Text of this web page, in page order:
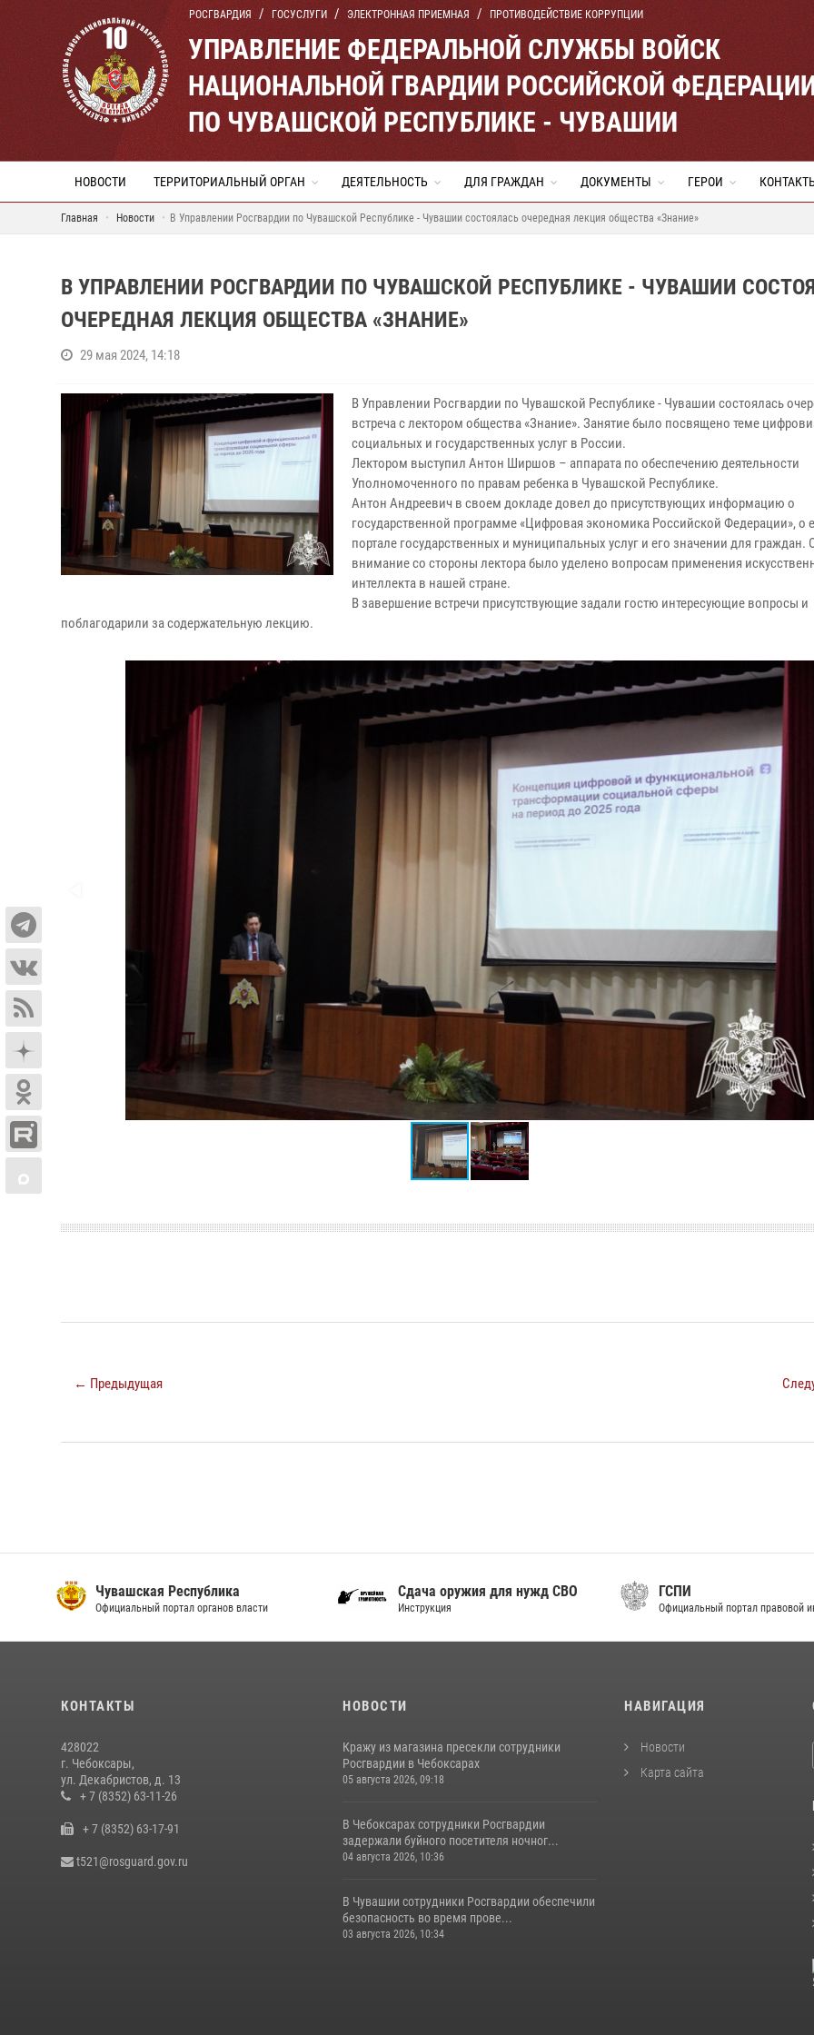
РОСГВАРДИЯ ГОСУСЛУГИ ЭЛЕКТРОННАЯ ПРИЕМНАЯ ПРОТИВОДЕЙСТВИЕ КОРРУПЦИИ
УПРАВЛЕНИЕ ФЕДЕРАЛЬНОЙ СЛУЖБЫ ВОЙСК
НАЦИОНАЛЬНОЙ ГВАРДИИ РОССИЙСКОЙ
ПО ЧУВАШСКОЙ РЕСПУБЛИКЕ - ЧУВАШИИ
НОВОСТИ ТЕРРИТОРИАЛЬНЫЙ ОРГАН ДЕЯТЕЛЬНОСТЬ ДЛЯ ГРАЖДАН ДОКУМЕНТЫ ГЕРОИ
Главная Новости В Управлении Росгвардии по Чувашской Республике - Чувашии состоялась очередная лекция общества «Знание»
В УПРАВЛЕНИИ РОСГВАРДИИ ПО ЧУВАШСКОЙ РЕСПУБЛИКЕ - ЧУВАШИИ
ОЧЕРЕДНАЯ ЛЕКЦИЯ ОБЩЕСТВА «ЗНАНИЕ»
29 мая 2024, 14:18
В Управлении Росгвардии по Чувашской Республике - Чувашии состоялась
встреча с лектором общества «Знание». Занятие было посвящено теме
социальных и государственных услуг в России.
Лектором выступил Антон Ширшов – аппарата по обеспечению деятельности
Уполномоченного по правам ребенка в Чувашской Республике.
Антон Андреевич в своем докладе довел до присутствующих информацию о
государственной программе «Цифровая экономика Российской Федерации», о
портале государственных и муниципальных услуг и его значении для граждан.
внимание со стороны лектора было уделено вопросам применения
интеллекта в нашей стране.
В завершение встречи присутствующие задали гостю интересующие вопросы и
поблагодарили за содержательную лекцию.
← Предыдущая
Чувашская Республика
Официальный портал органов власти
Сдача оружия для нужд СВО
Инструкция
ГСПИ
Официальный портал правовой
КОНТАКТЫ
428022
г. Чебоксары,
ул. Декабристов, д. 13
+ 7 (8352) 63-11-26
+ 7 (8352) 63-17-91
t521@rosguard.gov.ru
НОВОСТИ
Кражу из магазина пресекли сотрудники
Росгвардии в Чебоксарах
05 августа 2026, 09:18
В Чебоксарах сотрудники Росгвардии
задержали буйного посетителя ночног...
04 августа 2026, 10:36
В Чувашии сотрудники Росгвардии обеспечили
безопасность во время прове...
03 августа 2026, 10:34
НАВИГАЦИЯ
Новости
Карта сайта